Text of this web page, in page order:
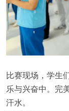
比赛现场，学生
乐与兴奋中。完
汗水。